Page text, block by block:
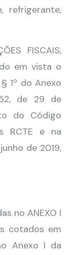
refrigerante,
FISCAIS,
em vista o
1º do Anexo
de 29 de
do Código
RCTE e na
de 2019,
no ANEXO I
cotados em
Anexo I da